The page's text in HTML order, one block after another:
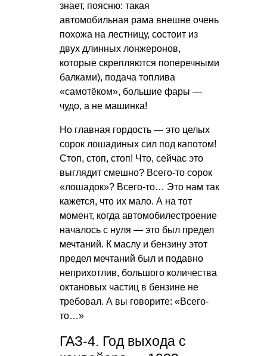
знает, поясню: такая
автомобильная рама внешне очень
похожа на лестницу, состоит из
двух длинных лонжеронов,
которые скрепляются поперечными
балками), подача топлива
«самотёком», большие фары —
чудо, а не машинка!
Но главная гордость — это целых
сорок лошадиных сил под капотом!
Стоп, стоп, стоп! Что, сейчас это
выглядит смешно? Всего-то сорок
«лошадок»? Всего-то… Это нам так
кажется, что их мало. А на тот
момент, когда автомобилестроение
началось с нуля — это был предел
мечтаний. К маслу и бензину этот
предел мечтаний был и подавно
неприхотлив, большого количества
октановых частиц в бензине не
требовал. А вы говорите: «Всего-
то…»
ГАЗ-4. Год выхода с